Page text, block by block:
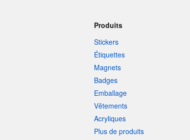
Produits
Stickers
Étiquettes
Magnets
Badges
Emballage
Vêtements
Acryliques
Plus de produits